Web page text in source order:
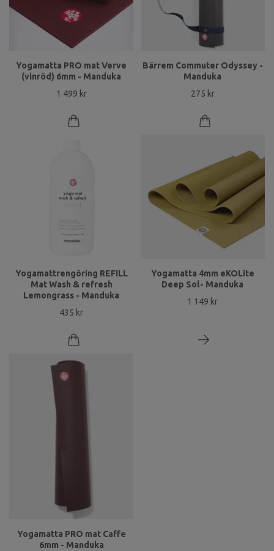
Yogamatta PRO mat Verve
(vinröd) 6mm - Manduka
1 499 kr
Bärrem Commuter Odyssey -
Manduka
275 kr
Yogamattrengöring REFILL
Mat Wash & refresh
Lemongrass - Manduka
435 kr
Yogamatta 4mm eKOLite
Deep Sol- Manduka
1 149 kr
Yogamatta PRO mat Caffe
6mm - Manduka